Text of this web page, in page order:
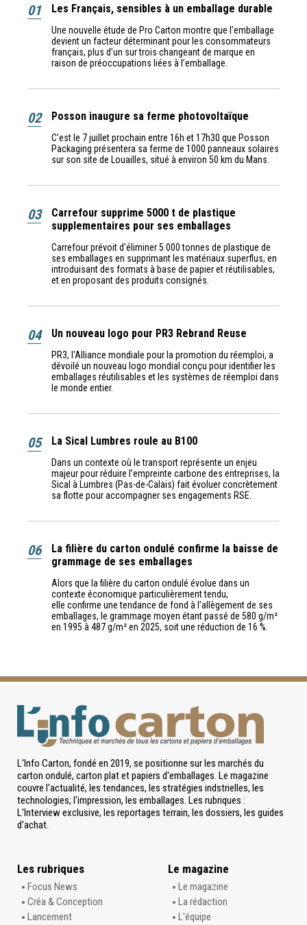
01 Les Français, sensibles à un emballage durable
Une nouvelle étude de Pro Carton montre que l’emballage
devient un facteur déterminant pour les consommateurs
français, plus d’un sur trois changeant de marque en
raison de préoccupations liées à l’emballage.
02 Posson inaugure sa ferme photovoltaïque
C’est le 7 juillet prochain entre 16h et 17h30 que Posson
Packaging présentera sa ferme de 1000 panneaux solaires
sur son site de Louailles, situé à environ 50 km du Mans.
03
Carrefour supprime 5000 t de plastique
supplementaires pour ses emballages
Carrefour prévoit d'éliminer 5 000 tonnes de plastique de
ses emballages en supprimant les matériaux superflus, en
introduisant des formats à base de papier et réutilisables,
et en proposant des produits consignés.
04 Un nouveau logo pour PR3 Rebrand Reuse
PR3, l'Alliance mondiale pour la promotion du réemploi, a
dévoilé un nouveau logo mondial conçu pour identifier les
emballages réutilisables et les systèmes de réemploi dans
le monde entier.
05 La Sical Lumbres roule au B100
Dans un contexte où le transport représente un enjeu
majeur pour réduire l’empreinte carbone des entreprises, la
Sical à Lumbres (Pas-de-Calais) fait évoluer concrètement
sa flotte pour accompagner ses engagements RSE.
06
La filière du carton ondulé confirme la baisse de
grammage de ses emballages
Alors que la filière du carton ondulé évolue dans un
contexte économique particulièrement tendu,
elle confirme une tendance de fond à l’allègement de ses
emballages, le grammage moyen étant passé de 580 g/m²
en 1995 à 487 g/m² en 2025, soit une réduction de 16 %.
L'Info Carton, fondé en 2019, se positionne sur les marchés du
carton ondulé, carton plat et papiers d'emballages. Le magazine
couvre l'actualité, les tendances, les stratégies indstrielles, les
technologies, l'impression, les emballages. Les rubriques :
L'Interview exclusive, les reportages terrain, les dossiers, les guides
d'achat.
Les rubriques
Focus News
Créa & Conception
Lancement
Le magazine
Le magazine
La rédaction
L'équipe